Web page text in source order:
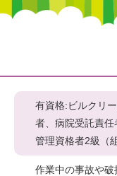
有資格:ビルクリ
者、病院受託責
管理資格者2級（
作業中の事故や